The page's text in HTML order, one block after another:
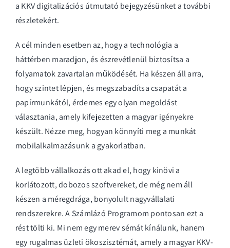
a KKV digitalizációs útmutató bejegyzésünket a további
részletekért.
A cél minden esetben az, hogy a technológia a
háttérben maradjon, és észrevétlenül biztosítsa a
folyamatok zavartalan működését. Ha készen áll arra,
hogy szintet lépjen, és megszabadítsa csapatát a
papírmunkától, érdemes egy olyan megoldást
választania, amely kifejezetten a magyar igényekre
készült. Nézze meg, hogyan könnyíti meg a munkát
mobilalkalmazásunk a gyakorlatban.
A legtöbb vállalkozás ott akad el, hogy kinövi a
korlátozott, dobozos szoftvereket, de még nem áll
készen a méregdrága, bonyolult nagyvállalati
rendszerekre. A Számlázó Programom pontosan ezt a
rést tölti ki. Mi nem egy merev sémát kínálunk, hanem
egy rugalmas üzleti ökoszisztémát, amely a magyar KKV-